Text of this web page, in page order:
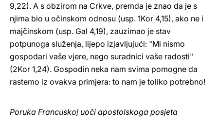
9,22). A s obzirom na Crkve, premda je znao da je s
njima bio u očinskom odnosu (usp. 1Kor 4,15), ako ne i
majčinskom (usp. Gal 4,19), zauzimao je stav
potpunoga služenja, lijepo izjavljujući: "Mi nismo
gospodari vaše vjere, nego suradnici vaše radosti"
(2Kor 1,24). Gospodin neka nam svima pomogne da
rastemo iz ovakva primjera: to nam je toliko potrebno!
Poruka Francuskoj uoči apostolskoga posjeta